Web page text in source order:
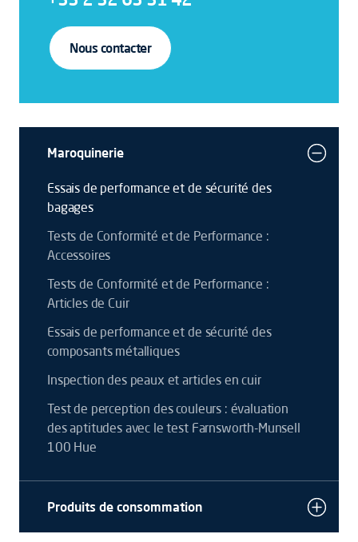
Nous contacter
Maroquinerie
Essais de performance et de sécurité des
bagages
Tests de Conformité et de Performance :
Accessoires
Tests de Conformité et de Performance :
Articles de Cuir
Essais de performance et de sécurité des
composants métalliques
Inspection des peaux et articles en cuir
Test de perception des couleurs : évaluation
des aptitudes avec le test Farnsworth-Munsell
100 Hue
Produits de consommation